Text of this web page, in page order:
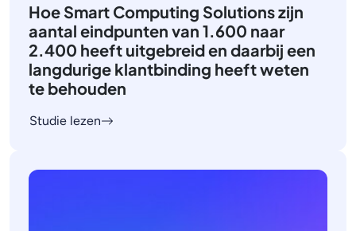
Hoe Smart Computing Solutions zijn
aantal eindpunten van 1.600 naar
2.400 heeft uitgebreid en daarbij een
langdurige klantbinding heeft weten
te behouden
Studie lezen